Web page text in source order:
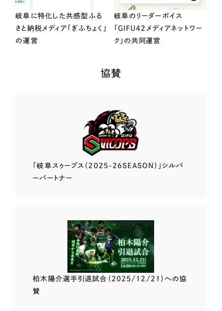
岐阜に特化した共感型ふる
さと納税メディア「ぎふちょく」
の運営
岐阜のリーダーボイス
「GIFU42メディアネットワー
ク」の共同運営
協賛
「岐阜スゥープス （2025-26SEASON）」 シルバ
ーパートナー
柏木陽介選手引退試合（2025/12/21）への協
賛